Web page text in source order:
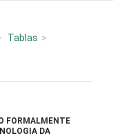
Tablas
FORMALMENTE
DA